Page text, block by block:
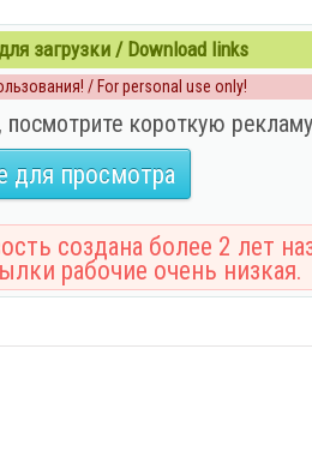
загрузки / Download links
/ For personal use only!
короткую рекламу
для просмотра
создана более 2 лет
рабочие очень низкая.